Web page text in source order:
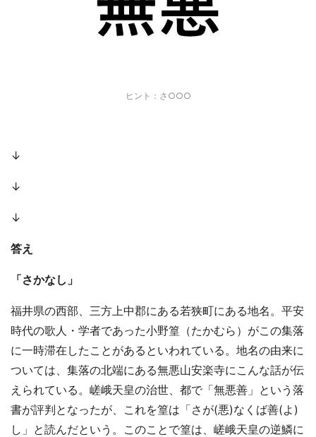
ヒント：さ○○○
↓
↓
↓
答え
「さかなし」
福井県の西部、三方上中郡にある若狭町にある地名。平安
時代の歌人・学者であった小野篁（たかむら）がこの集落
に一時滞在したことがあるといわれている。地名の由来に
ついては、集落の北端にある無悪山安楽寺にこんな話が伝
えられている。嵯峨天皇の治世、都で「無悪善」という落
書が評判となったが、これを篁は「さが(悪)なくば善(よ)
し」と読んだという。このことで篁は、嵯峨天皇の逆鱗に